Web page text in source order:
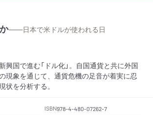
——日本で米ドルが使われる日
興国で進む「ドル化」。自国通貨と共に外国
現象を通じて、通貨危機の足音が着実に忍
状を分析する。
ISBN978-4-480-07262-7